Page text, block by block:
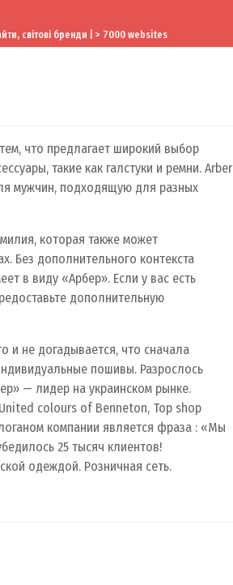
світові бренди | > 7000 websites
что предлагает широкий выбор
такие как галстуки и ремни. Arber
мужчин, подходящую для разных
которая также может
Без дополнительного контекста
в виду «Арбер». Если у вас есть
дополнительную
и не догадывается, что сначала
пошивы. Разрослось
— лидер на украинском рынке.
colours of Benneton, Top shop
компании является фраза : «Мы
25 тысяч клиентов!
одеждой. Розничная сеть.